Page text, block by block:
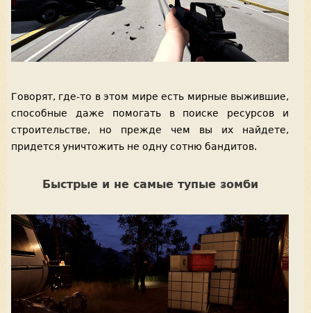
Говорят, где-то в этом мире есть мирные выжившие,
способные даже помогать в поиске ресурсов и
строительстве, но прежде чем вы их найдете,
придется уничтожить не одну сотню бандитов.
Быстрые и не самые тупые зомби